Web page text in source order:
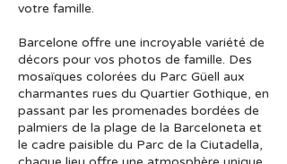
votre famille.
Barcelone offre une incroyable variété de
décors pour vos photos de famille. Des
mosaïques colorées du Parc Güell aux
charmantes rues du Quartier Gothique, en
passant par les promenades bordées de
palmiers de la plage de la Barceloneta et
le cadre paisible du Parc de la Ciutadella,